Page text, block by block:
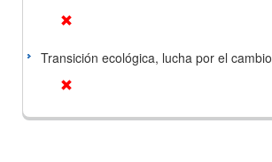
Transición ecológica, lucha por el